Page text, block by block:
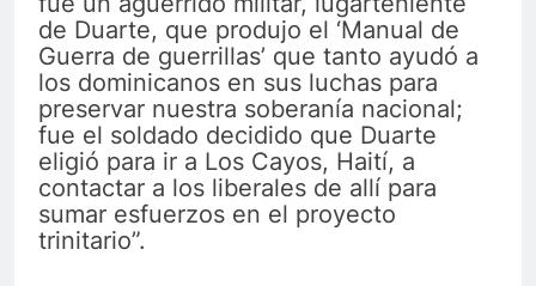
de Duarte, que produjo el ‘Manual de
Guerra de guerrillas’ que tanto ayudó a
los dominicanos en sus luchas para
preservar nuestra soberanía nacional;
fue el soldado decidido que Duarte
eligió para ir a Los Cayos, Haití, a
contactar a los liberales de allí para
sumar esfuerzos en el proyecto
trinitario”.